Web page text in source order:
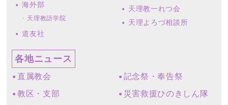
海外部
天理教語学院
道友社
天理教一れつ会
天理よろづ相談所
各地ニュース
直属教会
教区・支部
記念祭・奉告祭
災害救援ひのきしん隊